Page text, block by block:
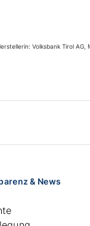
Volksbank Tirol
& News